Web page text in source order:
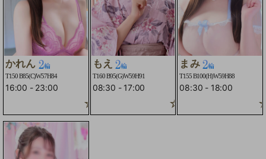
かれん
T150 B85(C)W57H84
16:00 - 23:00
☆2輪車コースOK☆
もえ
T160 B95(G)W59H91
08:30 - 17:00
☆2輪車コース
まみ
T155 B100(H)W59H88
08:30 - 18:00